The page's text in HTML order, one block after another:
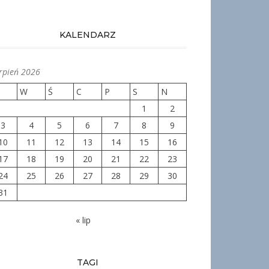
KALENDARZ
2026
W
Ś C P S
N
1
2
3
4 5 6 7 8
9
11 12 13 14 15
16
18 19 20 21 22
23
25 26 27 28 29
30
« lip
TAGI